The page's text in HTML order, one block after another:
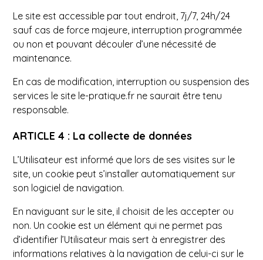
Le site est accessible par tout endroit, 7j/7, 24h/24
sauf cas de force majeure, interruption programmée
ou non et pouvant découler d’une nécessité de
maintenance.
En cas de modification, interruption ou suspension des
services le site le-pratique.fr ne saurait être tenu
responsable.
ARTICLE 4 : La collecte de données
L’Utilisateur est informé que lors de ses visites sur le
site, un cookie peut s’installer automatiquement sur
son logiciel de navigation.
En naviguant sur le site, il choisit de les accepter ou
non. Un cookie est un élément qui ne permet pas
d’identifier l’Utilisateur mais sert à enregistrer des
informations relatives à la navigation de celui-ci sur le